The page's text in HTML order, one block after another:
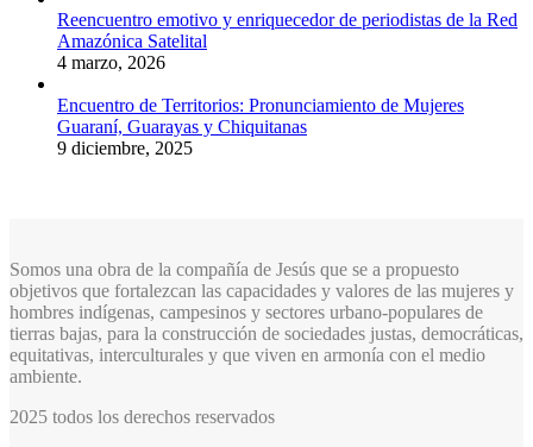
Reencuentro emotivo y enriquecedor de periodistas de la Red
Amazónica Satelital
4 marzo, 2026
Encuentro de Territorios: Pronunciamiento de Mujeres
Guaraní, Guarayas y Chiquitanas
9 diciembre, 2025
Somos una obra de la compañía de Jesús que se a propuesto
objetivos que fortalezcan las capacidades y valores de las mujeres y
hombres indígenas, campesinos y sectores urbano-populares de
tierras bajas, para la construcción de sociedades justas, democráticas,
equitativas, interculturales y que viven en armonía con el medio
ambiente.
2025 todos los derechos reservados